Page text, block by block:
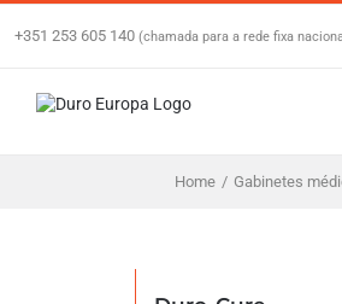
Skip
+351 253 605 140 (chamada para a rede fixa
Home / Gabinetes